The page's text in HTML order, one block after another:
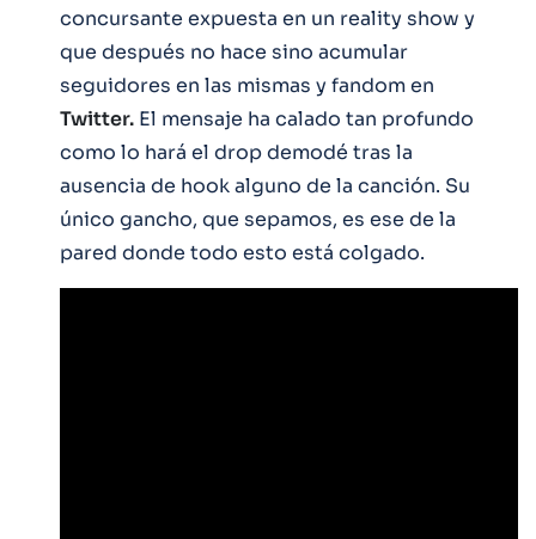
concursante expuesta en un reality show y
que después no hace sino acumular
seguidores en las mismas y fandom en
Twitter. El mensaje ha calado tan profundo
como lo hará el drop demodé tras la
ausencia de hook alguno de la canción. Su
único gancho, que sepamos, es ese de la
pared donde todo esto está colgado.